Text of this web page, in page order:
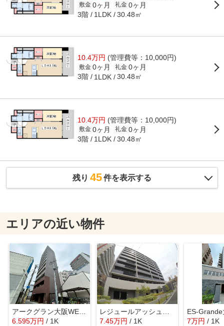
敷金 0ヶ月 礼金 0ヶ月
3階 1LDK 30.48㎡
10.4万円 (管理費等：10,000円)
敷金 0ヶ月 礼金 0ヶ月
3階 1LDK 30.48㎡
10.4万円 (管理費等：10,000円)
敷金 0ヶ月 礼金 0ヶ月
3階 1LDK 30.48㎡
残り 45件を表示する
エリアの近い物件
アークグラン大阪WEST
6.595万円 / 1K
7.45万円 / 1K 7万円 / 1K